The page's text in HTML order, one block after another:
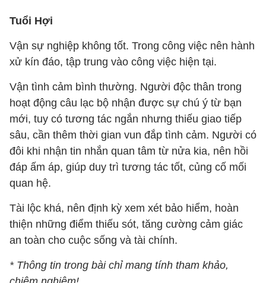
Tuổi Hợi
Vận sự nghiệp không tốt. Trong công việc nên hành
xử kín đáo, tập trung vào công việc hiện tại.
Vận tình cảm bình thường. Người độc thân trong
hoạt động câu lạc bộ nhận được sự chú ý từ bạn
mới, tuy có tương tác ngắn nhưng thiếu giao tiếp
sâu, cần thêm thời gian vun đắp tình cảm. Người có
đôi khi nhận tin nhắn quan tâm từ nửa kia, nên hồi
đáp ấm áp, giúp duy trì tương tác tốt, củng cố mối
quan hệ.
Tài lộc khá, nên định kỳ xem xét bảo hiểm, hoàn
thiện những điểm thiếu sót, tăng cường cảm giác
an toàn cho cuộc sống và tài chính.
* Thông tin trong bài chỉ mang tính tham khảo,